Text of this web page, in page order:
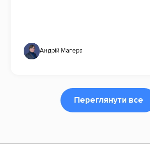
Андрій Магера
Переглянути все